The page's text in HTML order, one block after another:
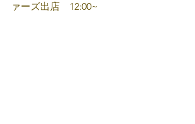
ァーズ出店　12:00~